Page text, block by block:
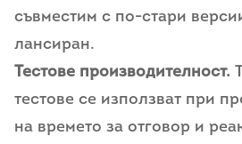
съвместим с по-стари
лансиран.
Тестове производителност.
тестове се използват при
на времето за отговор и